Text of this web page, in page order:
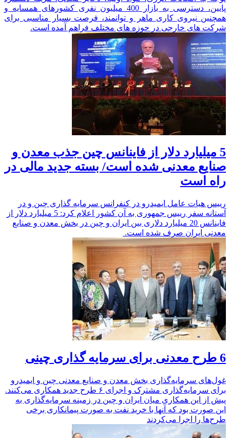
پایین، دسترسی به بازار 400 میلیون نفری کشورهای همسایه و
همچنین نیروی کاری ماهر و توانمند،‌ فرصت بسیار مناسبی برای
شرکت های خارجی در حوزه های مختلف فراهم آمده است.
5 میلیارد دلار از فاینانس چین جذب معدن و
صنایع معدنی شده است/ بسته جدید مالی در
راه است
رییس هیات عامل ایمیدرو در کنفرانس سرمایه گذاری چین و در
آستانه سفر رییس جمهوری به آن کشور اعلام کرد: 5 میلیارد دلار از
فاینانس 20 میلیارد دلاری بین ایران و چین در بخش معدن و صنایع
معدنی ایران صرف شده است.
6 طرح معدنی برای سرمایه گذاری چینی
غول‌های سرمایه‌گذاری بخش معدن و صنایع معدنی چین و ایمیدرو
برای سرمایه‌گذاری مشترک و اجرای ۶ طرح جدید همکاری می‌کنند.
پیش از این همکاری میان ایران و چین در زمینه سرمایه‌گذاری به
این صورت بود که آنها با خرید نفت به صورت پیمانکاری برخی
طرح‌ها را اجرا می‌کردند